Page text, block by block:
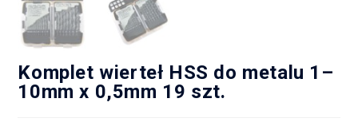
Komplet wierteł HSS do metalu 1–
10mm x 0,5mm 19 szt.